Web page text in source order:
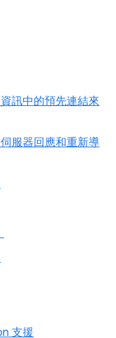
訊中的預先連結來
服器回應和重新導
支援